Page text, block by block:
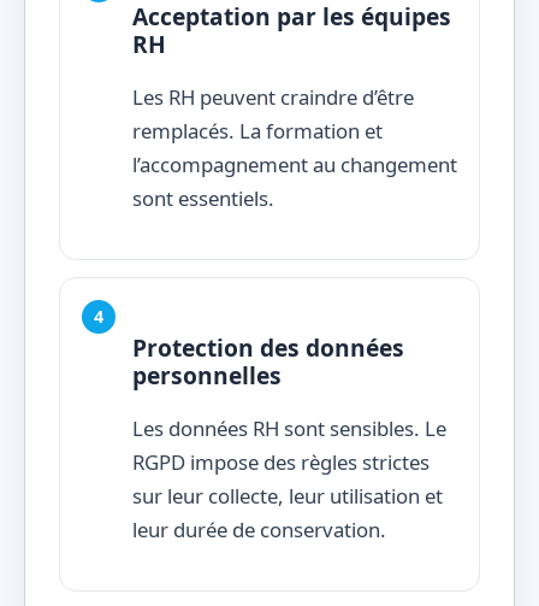
Acceptation par les équipes
RH
Les RH peuvent craindre d’être
remplacés. La formation et
l’accompagnement au changement
sont essentiels.
Protection des données
personnelles
Les données RH sont sensibles. Le
RGPD impose des règles strictes
sur leur collecte, leur utilisation et
leur durée de conservation.